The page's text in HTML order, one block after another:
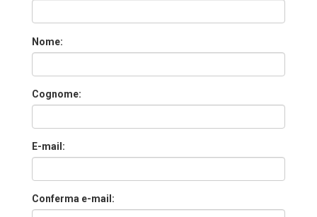
Nome:
Cognome:
E-mail:
Conferma e-mail: